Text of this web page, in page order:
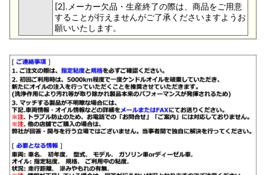
[2].メーカー欠品・生産終了の際は、商品をご用意
することが行えませんがご了承くださいますようお
願いいたします。